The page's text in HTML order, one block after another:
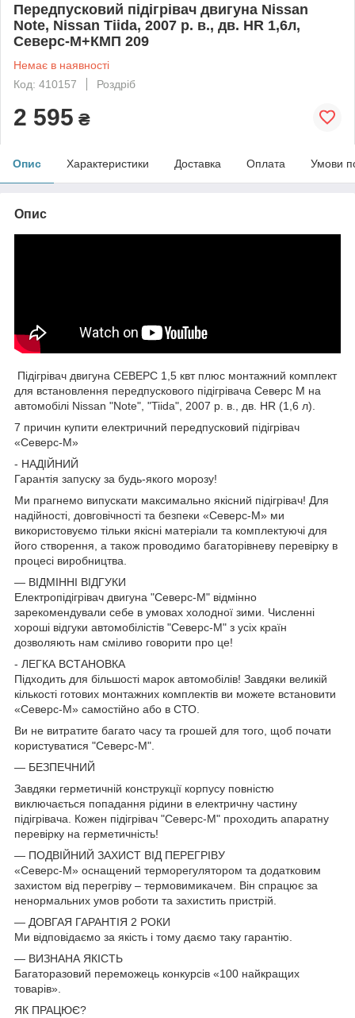
Передпусковий підігрівач двигуна Nissan
Note, Nissan Tiida, 2007 р. в., дв. HR 1,6л,
Северс-М+КМП 209
Немає в наявності
Код: 410157
Роздріб
2 595 ₴
Опис Характеристики Доставка Оплата Умови
Опис
Підігрівач двигуна СЕВЕРС 1,5 квт плюс монтажний комплект
для встановлення передпускового підігрівача Северс М на
автомобілі Nissan "Note", "Tiida", 2007 р. в., дв. HR (1,6 л).
7 причин купити електричний передпусковий підігрівач
«Северс-М»
- НАДІЙНИЙ
Гарантія запуску за будь-якого морозу!
Ми прагнемо випускати максимально якісний підігрівач! Для
надійності, довговічності та безпеки «Северс-М» ми
використовуємо тільки якісні матеріали та комплектуючі для
його створення, а також проводимо багаторівневу перевірку в
процесі виробництва.
— ВІДМІННІ ВІДГУКИ
Електропідігрівач двигуна "Северс-М" відмінно
зарекомендували себе в умовах холодної зими. Численні
хороші відгуки автомобілістів "Северс-М" з усіх країн
дозволяють нам сміливо говорити про це!
- ЛЕГКА ВСТАНОВКА
Підходить для більшості марок автомобілів! Завдяки великій
кількості готових монтажних комплектів ви можете встановити
«Северс-М» самостійно або в СТО.
Ви не витратите багато часу та грошей для того, щоб почати
користуватися "Северс-М".
— БЕЗПЕЧНИЙ
Завдяки герметичній конструкції корпусу повністю
виключається попадання рідини в електричну частину
підігрівача. Кожен підігрівач "Северс-М" проходить апаратну
перевірку на герметичність!
— ПОДВІЙНИЙ ЗАХИСТ ВІД ПЕРЕГРІВУ
«Северс-М» оснащений терморегулятором та додатковим
захистом від перегріву – термовимикачем. Він спрацює за
ненормальних умов роботи та захистить пристрій.
— ДОВГАЯ ГАРАНТІЯ 2 РОКИ
Ми відповідаємо за якість і тому даємо таку гарантію.
— ВИЗНАНА ЯКІСТЬ
Багаторазовий переможець конкурсів «100 найкращих
товарів».
ЯК ПРАЦЮЄ?